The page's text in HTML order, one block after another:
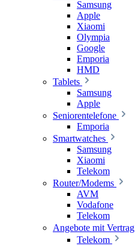
Samsung
Apple
Xiaomi
Olympia
Google
Emporia
HMD
Tablets
Samsung
Apple
Seniorentelefone
Emporia
Smartwatches
Samsung
Xiaomi
Telekom
Router/Modems
AVM
Vodafone
Telekom
Angebote mit Vertrag
Telekom